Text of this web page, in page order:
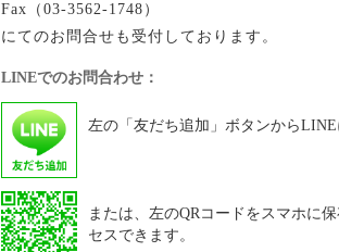
Fax（03-3562-1748）
にてのお問合せも受付しております。
LINEでのお問合わせ：
左の「友だち追加」ボタンからLINE
または、左のQRコードをスマホに
セスできます。